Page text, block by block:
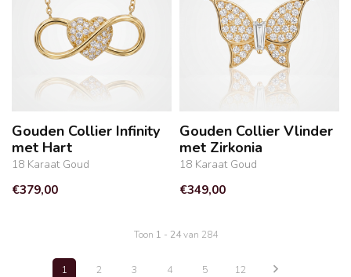
Gouden Collier Infinity
met Hart
18 Karaat Goud
€379,00
Gouden Collier Vlinder
met Zirkonia
18 Karaat Goud
€349,00
Toon 1 - 24van 284
1 2 3 4 5 12